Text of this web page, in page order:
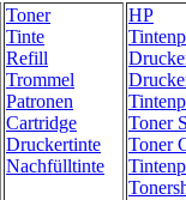
Toner
Tinte
Refill
Trommel
Patronen
Cartridge
Druckertinte
Nachfülltinte
HP
Toner
Toner